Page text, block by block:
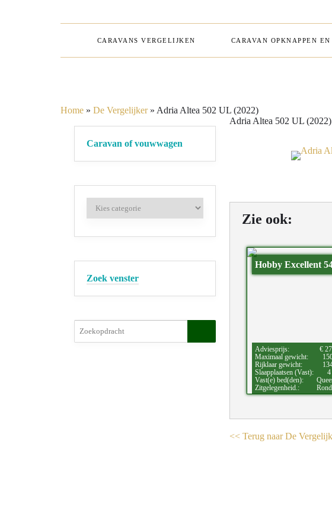
CARAVANS VERGELIJKEN CARAVAN OPKNAPPEN
Home » De Vergelijker» Adria Altea 502 UL (2022)
Adria Altea 502 UL (2022)
Zie ook:
Hobby Excellent
Adviesprijs:
€
Maximaal gewicht:
Rijklaar gewicht:
Slaapplaatsen (Vast):
Vast(e) bed(den):
Zitgelegenheid.:
<< Terug naar De
Caravan of vouwwagen
Zoek venster